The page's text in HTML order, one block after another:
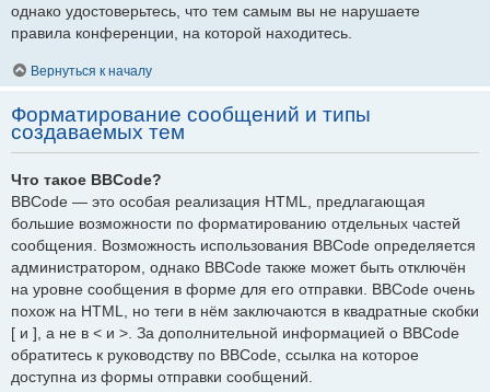
однако удостоверьтесь, что тем самым вы не нарушаете
правила конференции, на которой находитесь.
Вернуться к началу
Форматирование сообщений и типы
создаваемых тем
Что такое BBCode?
BBCode — это особая реализация HTML, предлагающая
большие возможности по форматированию отдельных частей
сообщения. Возможность использования BBCode определяется
администратором, однако BBCode также может быть отключён
на уровне сообщения в форме для его отправки. BBCode очень
похож на HTML, но теги в нём заключаются в квадратные скобки
[ и ], а не в < и >. За дополнительной информацией о BBCode
обратитесь к руководству по BBCode, ссылка на которое
доступна из формы отправки сообщений.